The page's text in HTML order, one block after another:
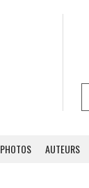
PHOTOS AUTEURS